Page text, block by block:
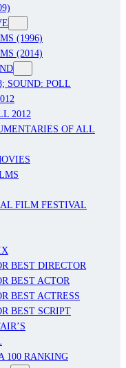
(1996)
(2014)
SOUND: POLL
2012
OF ALL
FILM FESTIVAL
BEST DIRECTOR
BEST ACTOR
BEST ACTRESS
BEST SCRIPT
100 RANKING